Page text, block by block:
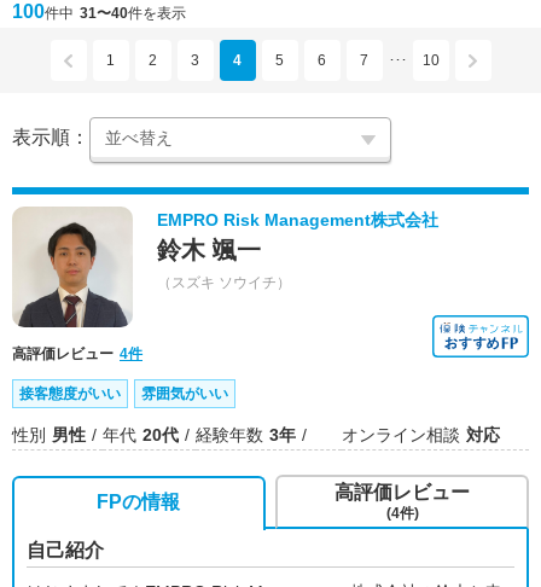
100件中 31〜40件を表示
1 2 3 4 5 6 7 ･･･ 10
表示順：
EMPRO Risk Management株式会社
鈴木 颯一
（スズキ ソウイチ）
高評価レビュー 4件
接客態度がいい 雰囲気がいい
性別 男性 年代 20代 経験年数 3年 オンライン相談 対応
FPの情報
自己紹介
高評価レビュー
(4件)